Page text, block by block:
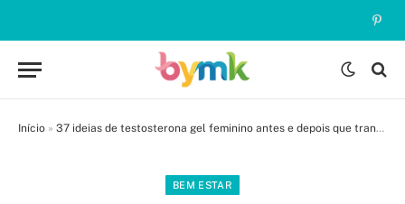
Início » 37 ideias de testosterona gel feminino antes e depois que transformam
BEM ESTAR